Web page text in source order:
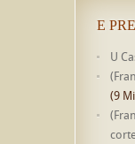
E
U
(9